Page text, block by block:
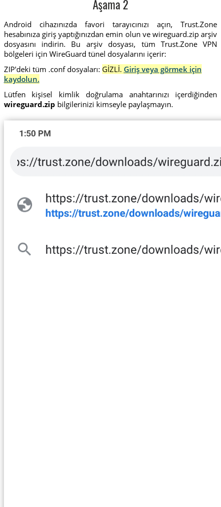
Aşama 2
Android cihazınızda favori tarayıcınızı açın, Trust.Zone
hesabınıza giriş yaptığınızdan emin olun ve wireguard.zip arşiv
dosyasını indirin. Bu arşiv dosyası, tüm Trust.Zone VPN
bölgeleri için WireGuard tünel dosyalarını içerir:
ZIP'deki tüm .conf dosyaları: GİZLİ. Giriş veya görmek için
kaydolun.
Lütfen kişisel kimlik doğrulama anahtarınızı içerdiğinden
wireguard.zip bilgilerinizi kimseyle paylaşmayın.